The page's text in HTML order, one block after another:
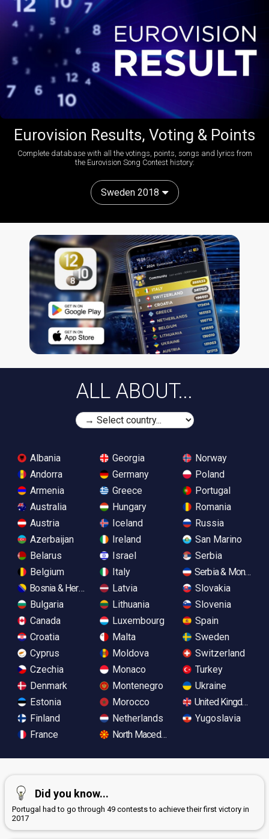
Eurovision Results, Voting & Points
Complete database with all the votings, points, songs and lyrics from
the Eurovision Song Contest history:
Sweden 2018
ALL ABOUT...
Albania
Andorra
Armenia
Australia
Austria
Azerbaijan
Belarus
Belgium
Bosnia & Herzegovina
Bulgaria
Canada
Croatia
Cyprus
Czechia
Denmark
Estonia
Finland
France
Georgia
Germany
Greece
Hungary
Iceland
Ireland
Israel
Italy
Latvia
Lithuania
Luxembourg
Malta
Moldova
Monaco
Montenegro
Morocco
Netherlands
North Macedonia
Norway
Poland
Portugal
Romania
Russia
San Marino
Serbia
Serbia &
Slovakia
Slovenia
Spain
Sweden
Switzerland
Turkey
Ukraine
United Kingdom
Yugoslavia
Did you know...
Portugal had to go through 49 contests to achieve their first victory in
2017